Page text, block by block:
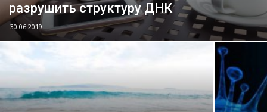
разрушить структуру ДНК
30.06.2019